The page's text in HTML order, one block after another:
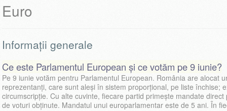
Euro
Informații generale
Ce este Parlamentul European și ce votăm pe 9 iunie?
Pe 9 iunie votăm pentru Parlamentul European. România are alocat
reprezentanți, care sunt aleși în sistem proporțional, pe liste închise;
circumscripție. Cu alte cuvinte, fiecare partid primește mandate
de voturi obținute. Mandatul unui europarlamentar este de 5 ani. În